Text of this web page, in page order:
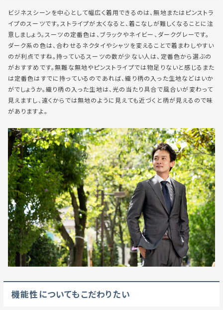
ビジネスシーンを中心として幅広く着用できるのは、無地またはピンストラ
イプのスーツです。ストライプが太くなると、着こなしが難しくなることに注
意しましょう。スーツの定番色は、ブラックやネイビー、ダークグレーです。
ダーク系の色は、合わせるネクタイやシャツを変えることで着まわしやすい
のが利点ですね。持っているスーツの数が少ない人は、定番色から選ぶの
がおすすめです。無難な無地やピンストライプでは物足りないと感じるまた
は定番色はすでに持っているのであれば、織り柄の入った生地などはいか
がでしょうか。織り柄の入った生地は、光の当たり具合で風合いが変わって
見えますし、遠くからでは無地のように見えても近づくと柄が見えるので味
がありますよ。
機能性についてもこだわりたい